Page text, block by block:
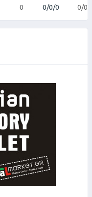
0 0/0/0 0/0